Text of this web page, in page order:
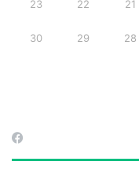
21
22
23
28
29
30